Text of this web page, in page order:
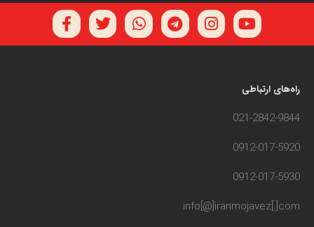
راه‌های ارتباطی
021-2842-9844
0912-017-5920
0912-017-5930
info[@]iranmojavez[.]com